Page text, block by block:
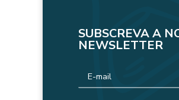
SUBSCREVA A
NEWSLETTER